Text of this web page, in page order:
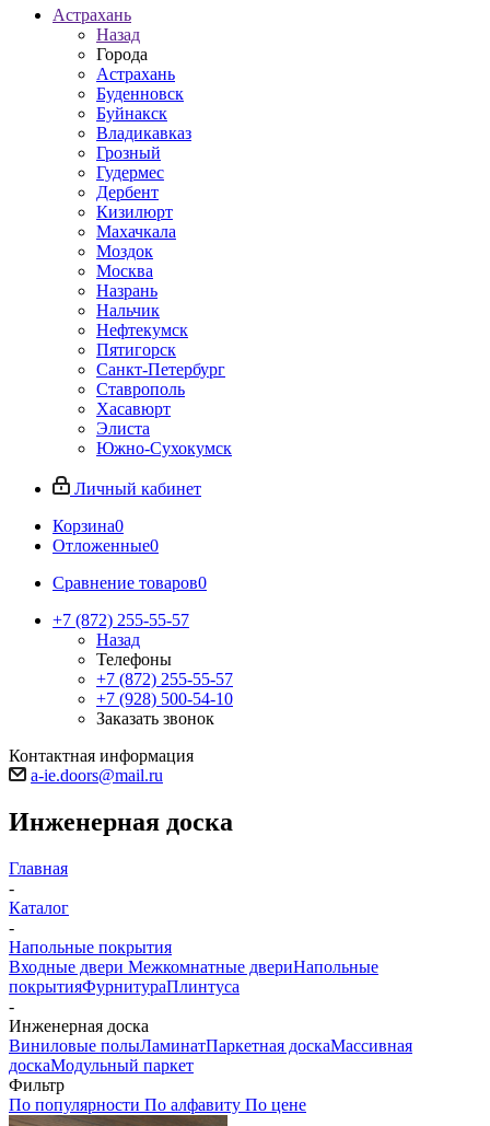
Астрахань
Назад
Города
Астрахань
Буденновск
Буйнакск
Владикавказ
Грозный
Гудермес
Дербент
Кизилюрт
Махачкала
Моздок
Москва
Назрань
Нальчик
Нефтекумск
Пятигорск
Санкт-Петербург
Ставрополь
Хасавюрт
Элиста
Южно-Сухокумск
Личный кабинет
Корзина0
Отложенные0
Сравнение товаров0
+7 (872) 255-55-57
Назад
Телефоны
+7 (872) 255-55-57
+7 (928) 500-54-10
Заказать звонок
Контактная информация
a-ie.doors@mail.ru
Инженерная доска
Главная
-
Каталог
-
Напольные покрытия
Входные двери Межкомнатные двериНапольные
покрытияФурнитураПлинтуса
-
Инженерная доска
Виниловые полыЛаминатПаркетная доскаМассивная
доскаМодульный паркет
Фильтр
По популярности По алфавиту По цене